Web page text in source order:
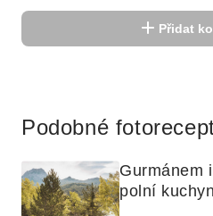
Přidat
Podobné
Gurmánem
polní